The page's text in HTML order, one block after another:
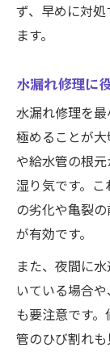
ず、早めに対
ます。
水漏れ修理に
水漏れ修理を
極めることが
や給水管の根
湿り気です。
の劣化や亀裂
が有効です。
また、夜間に
いている場合
も要注意です
管のひび割れ